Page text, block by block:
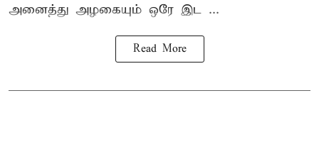
அனைத்து அழகையும் ஒரே இட ...
Read More